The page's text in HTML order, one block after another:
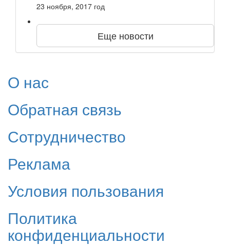
23 ноября, 2017 год
Еще новости
О нас
Обратная связь
Сотрудничество
Реклама
Условия пользования
Политика
конфиденциальности